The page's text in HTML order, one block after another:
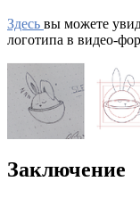
Здесь вы можете
логотипа в видео-
Заключение